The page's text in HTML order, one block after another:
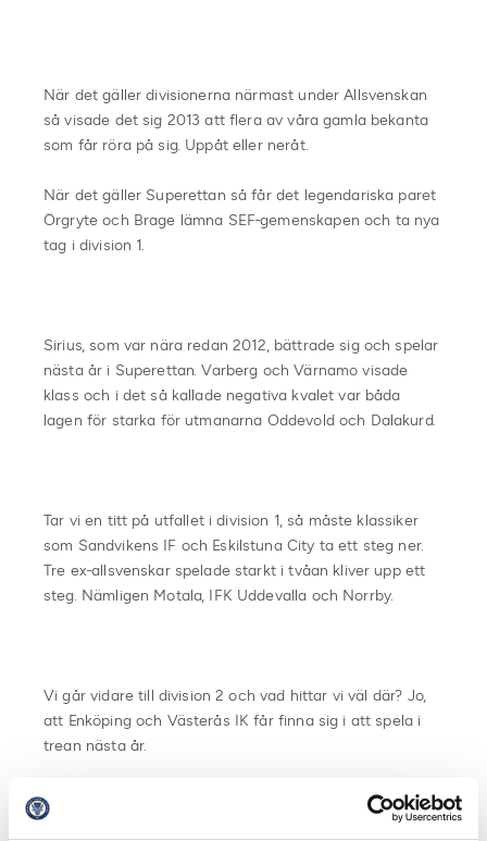
När det gäller divisionerna närmast under Allsvenskan
så visade det sig 2013 att flera av våra gamla bekanta
som får röra på sig. Uppåt eller neråt.
När det gäller Superettan så får det legendariska paret
Örgryte och Brage lämna SEF-gemenskapen och ta nya
tag i division 1.
Sirius, som var nära redan 2012, bättrade sig och spelar
nästa år i Superettan. Varberg och Värnamo visade
klass och i det så kallade negativa kvalet var båda
lagen för starka för utmanarna Oddevold och Dalakurd.
Tar vi en titt på utfallet i division 1, så måste klassiker
som Sandvikens IF och Eskilstuna City ta ett steg ner.
Tre ex-allsvenskar spelade starkt i tvåan kliver upp ett
steg. Nämligen Motala, IFK Uddevalla och Norrby.
Vi går vidare till division 2 och vad hittar vi väl där? Jo,
att Enköping och Västerås IK får finna sig i att spela i
trean nästa år.